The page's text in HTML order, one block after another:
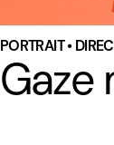
PORTRAIT •
Gaze